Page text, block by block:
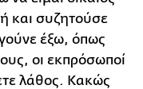
και συζητούσε
έξω, όπως
οι εκπρόσωποί
λάθος. Κακώς